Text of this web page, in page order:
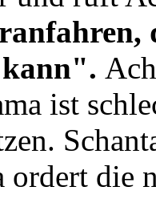
kann".
ist
ordert die